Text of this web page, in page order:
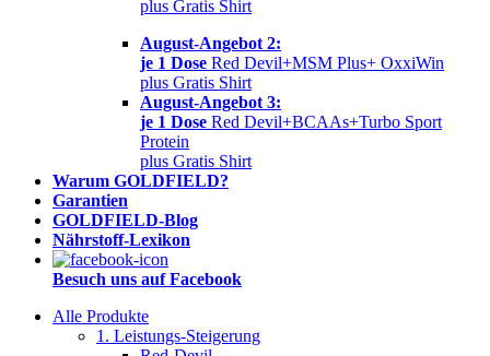
plus Gratis Shirt
August-Angebot 2:
je 1 Dose Red Devil+MSM Plus+ OxxiWin
plus Gratis Shirt
August-Angebot 3:
je 1 Dose Red Devil+BCAAs+Turbo Sport
Protein
plus Gratis Shirt
Warum GOLDFIELD?
Garantien
GOLDFIELD-Blog
Nährstoff-Lexikon
Besuch uns auf Facebook
Alle Produkte
1. Leistungs-Steigerung